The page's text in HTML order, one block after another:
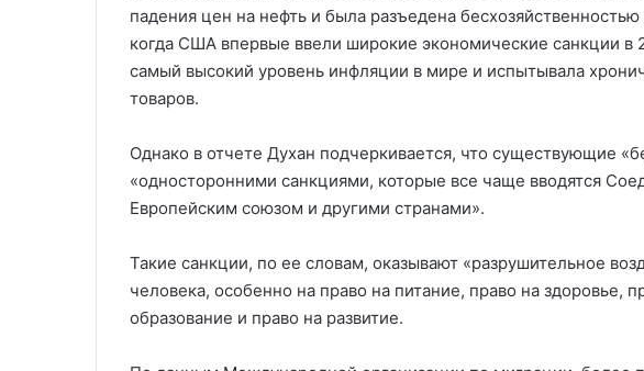
падения цен на нефть и была разъедена
когда США впервые ввели широкие экономические санкции в
самый высокий уровень инфляции в мире и испытывала
товаров.
Однако в отчете Духан подчеркивается, что существующие
«односторонними санкциями, которые все чаще вводятся
Европейским союзом и другими странами».
Такие санкции, по ее словам, оказывают «разрушительное
человека, особенно на право на питание, право на здоровье,
образование и право на развитие.